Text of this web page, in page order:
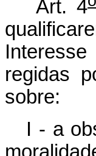
Art. 4
regidas
sobre:
I - a